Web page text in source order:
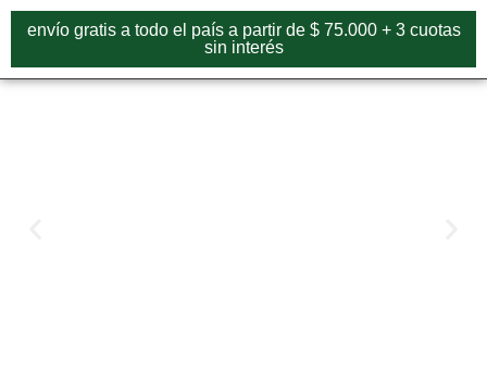
envío gratis a todo el país a partir de $ 75.000 + 3 cuotas
sin interés